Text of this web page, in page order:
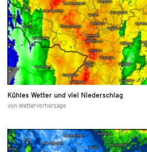
Kühles Wetter und viel Niederschlag
von Wettervorhersage